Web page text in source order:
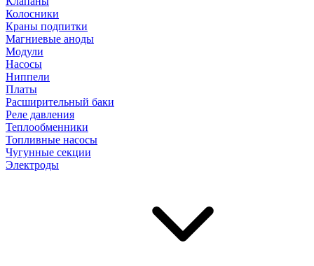
Колосники
Краны подпитки
Магниевые аноды
Модули
Насосы
Ниппели
Платы
Расширительный баки
Реле давления
Теплообменники
Топливные насосы
Чугунные секции
Электроды